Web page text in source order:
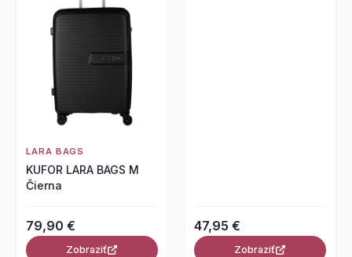
LARA BAGS
KUFOR LARA BAGS M
Čierna
79,90 €
Zobraziť
47,95 €
Zobraziť